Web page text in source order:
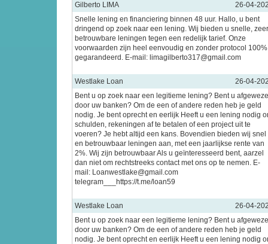
Gilberto LIMA
26-04-
Snelle lening en financiering binnen 48 uur. Hallo, u bent
dringend op zoek naar een lening. Wij bieden u snelle, zeer
betrouwbare leningen tegen een redelijk tarief. Onze
voorwaarden zijn heel eenvoudig en zonder protocol 100%
gegarandeerd. E-mail: limagilberto317@gmail.com
Westlake Loan
26-04-
Bent u op zoek naar een legitieme lening? Bent u
door uw banken? Om de een of andere reden heb je geld
nodig. Je bent oprecht en eerlijk Heeft u een lening nodig
schulden, rekeningen af te betalen of een project uit te
voeren? Je hebt altijd een kans. Bovendien bieden wij snel
en betrouwbaar leningen aan, met een jaarlijkse rente van
2%. Wij zijn betrouwbaar Als u geïnteresseerd bent, aarzel
dan niet om rechtstreeks contact met ons op te nemen. E-
mail: Loanwestlake@gmail.com
telegram___https://t.me/loan59
Westlake Loan
26-04-
Bent u op zoek naar een legitieme lening? Bent u
door uw banken? Om de een of andere reden heb je geld
nodig. Je bent oprecht en eerlijk Heeft u een lening nodig